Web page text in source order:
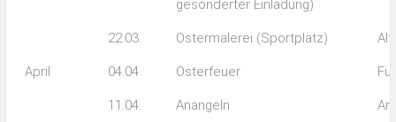
gesonderter Einladung)
22.03. Ostermalerei (Sportplatz) Alt
April 04.04. Osterfeuer
11.04. Anangeln